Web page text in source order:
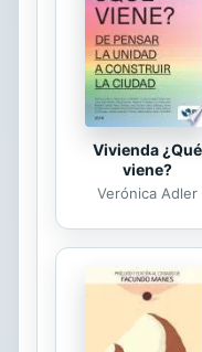
Vivienda ¿Qué
viene?
Verónica Adler